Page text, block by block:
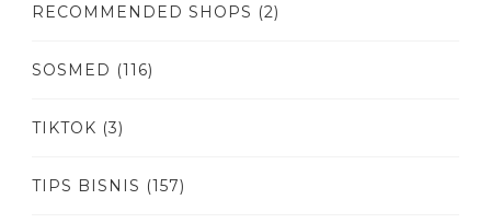
RECOMMENDED SHOPS (2)
SOSMED (116)
TIKTOK (3)
TIPS BISNIS (157)